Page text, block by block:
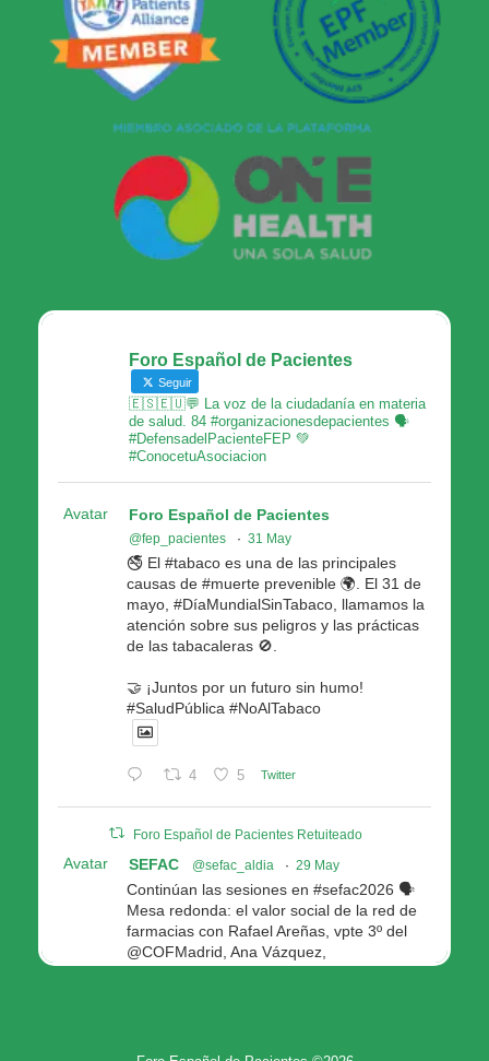
Foro Español de Pacientes
Seguir
🇪🇸🇪🇺💬 La voz de la ciudadanía en materia
de salud. 84 #organizacionesdepacientes 🗣
#DefensadelPacienteFEP 💚
#ConocetuAsociacion
Avatar Foro Español de Pacientes
@fep_pacientes · 31 May
🚭 El #tabaco es una de las principales
causas de #muerte prevenible 🌍. El 31 de
mayo, #DíaMundialSinTabaco, llamamos la
atención sobre sus peligros y las prácticas
de las tabacaleras 🚫.
🤝 ¡Juntos por un futuro sin humo!
#SaludPública #NoAlTabaco
4 5 Twitter
Foro Español de Pacientes Retuiteado
Avatar SEFAC @sefac_aldia · 29 May
Continúan las sesiones en #sefac2026 🗣️
Mesa redonda: el valor social de la red de
farmacias con Rafael Areñas, vpte 3º del
@COFMadrid, Ana Vázquez,